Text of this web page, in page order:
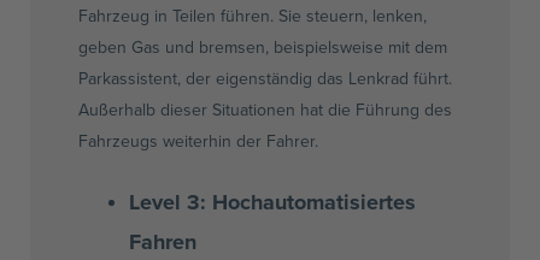
Fahrzeug in Teilen führen. Sie steuern, lenken,
geben Gas und bremsen, beispielsweise mit dem
Parkassistent, der eigenständig das Lenkrad führt.
Außerhalb dieser Situationen hat die Führung des
Fahrzeugs weiterhin der Fahrer.
Level 3: Hochautomatisiertes
Fahren